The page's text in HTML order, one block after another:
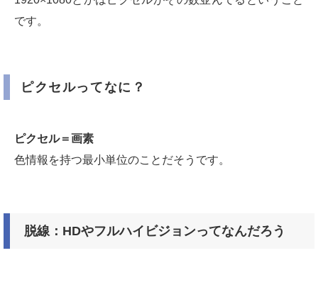
です。
ピクセルってなに？
ピクセル＝画素
色情報を持つ最小単位のことだそうです。
脱線：HDやフルハイビジョンってなんだろう